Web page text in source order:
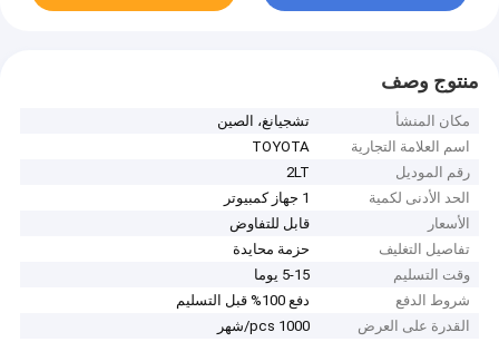
منتوج وصف
مكان المنشأ
تشجيانغ، الصين
اسم العلامة التجارية
TOYOTA
رقم الموديل
2LT
الحد الأدنى لكمية
1 جهاز كمبيوتر
الأسعار
قابل للتفاوض
تفاصيل التغليف
حزمة محايدة
وقت التسليم
5-15 يوما
شروط الدفع
دفع 100% قبل التسليم
القدرة على العرض
1000 pcs/شهر